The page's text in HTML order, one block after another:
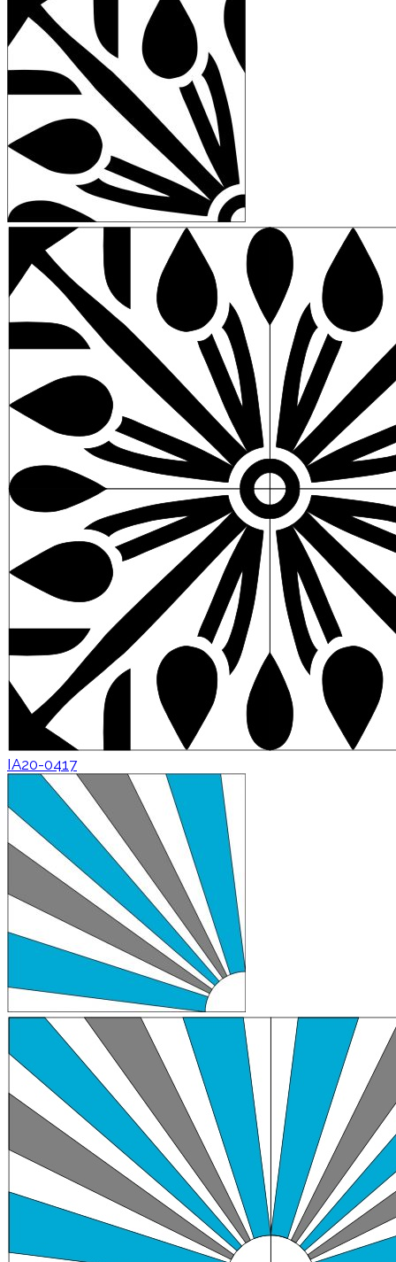
IA20-0417